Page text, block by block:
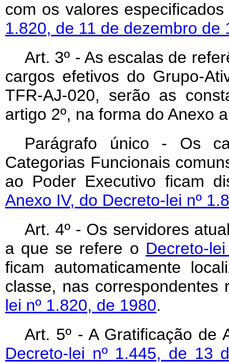
com os valores
1.820, de 11 de dezembro de
Art. 3º - As escalas de
cargos efetivos do Grupo-
TFR-AJ-020, serão as
artigo 2º, na forma do Anexo
Parágrafo único - Os
Categorias Funcionais
ao Poder Executivo ficam
Anexo IV, do Decreto-lei nº
Art. 4º - Os servidores
a que se refere o Decreto-
ficam automaticamente
classe, nas correspondentes
lei nº 1.820, de 1980.
Art. 5º - A Gratificação de
Decreto-lei nº 1.445, de 13